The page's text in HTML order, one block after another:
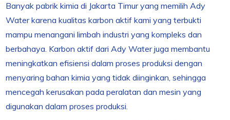
Banyak pabrik kimia di Jakarta Timur yang memilih Ady
Water karena kualitas karbon aktif kami yang terbukti
mampu menangani limbah industri yang kompleks dan
berbahaya. Karbon aktif dari Ady Water juga membantu
meningkatkan efisiensi dalam proses produksi dengan
menyaring bahan kimia yang tidak diinginkan, sehingga
mencegah kerusakan pada peralatan dan mesin yang
digunakan dalam proses produksi.